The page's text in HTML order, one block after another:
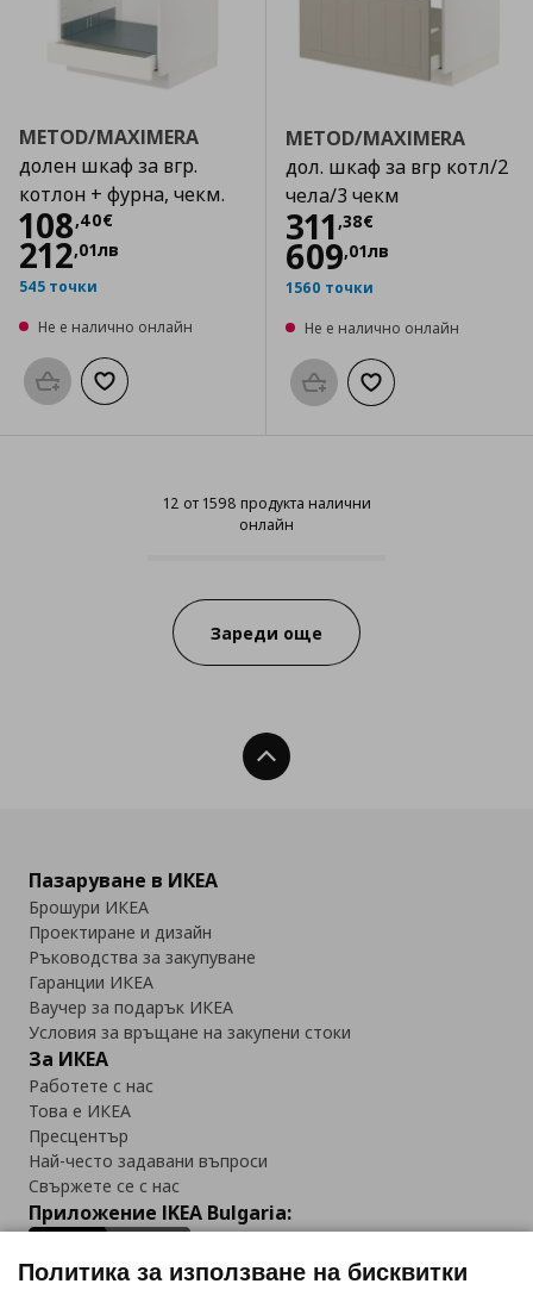
METOD/MAXIMERA
долен шкаф за вгр.
котлон + фурна, чекм.
108,40€
Цена
212,01лв
545 точки
Не е налично онлайн
Προσθήκη στο καλάθι
Добави към списъка с любими
METOD/MAXIMERA
дол. шкаф за вгр котл/2
чела/3 чекм
311 ,38€
Цена
609,01лв
1560 точки
Не е налично онлайн
Προσθήκη στο καλάθι
Добави към
12 от 1598 продукта налични
онлайн
12 от 1598 продукта налични
Зареди още
Нагоре
Пазаруване в ИКЕА
Брошури ИКЕА
Проектиране и дизайн
Ръководства за закупуване
Гаранции ИКЕА
Ваучер за подарък ИКЕА
Условия за връщане на закупени стоки
За ИКЕА
Работете с нас
Това е ИКЕА
Пресцентър
Най-често задавани въпроси
Свържете се с нас
Приложение IKEA Bulgaria:
Политика за използване на бисквитки